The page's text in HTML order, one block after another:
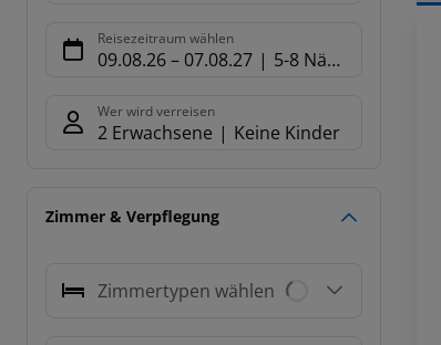
Reisezeitraum wählen
09.08.26– 07.08.27 5-8 Nächte
Wer wird verreisen
2 Erwachsene Keine Kinder
Zimmer & Verpflegung
Zimmertypen wählen